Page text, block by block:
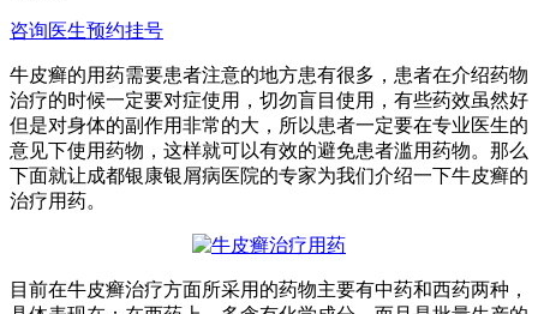
咨询医生预约挂号
牛皮癣的用药需要患者注意的地方患有很多，患者在介绍药物
治疗的时候一定要对症使用，切勿盲目使用，有些药效虽然好
但是对身体的副作用非常的大，所以患者一定要在专业医生的
意见下使用药物，这样就可以有效的避免患者滥用药物。那么
下面就让成都银康银屑病医院的专家为我们介绍一下牛皮癣的
治疗用药。
目前在牛皮癣治疗方面所采用的药物主要有中药和西药两种，